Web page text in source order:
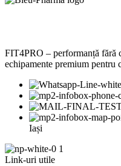
FIT4PRO – performanță fără
echipamente premium pentru
Iași
Link-uri utile